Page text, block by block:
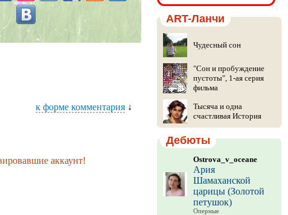
к форме комментария↓
аккаунт!
ART-Ланчи
Чудесный сон
"Сон и пробуждение
пустоты", 1-ая серия
фильма
Тысяча и одна
счастливая История
Дебюты
Ostrova_v_oceane
Ария
Шамаханской
царицы (Золотой
петушок)
Оперные